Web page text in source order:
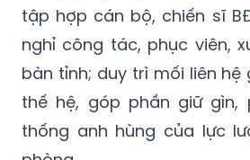
tập hợp cán bộ, chiến sĩ
nghỉ công tác, phục viên,
bàn tỉnh; duy trì mối liên
thế hệ, góp phần giữ gìn,
thống anh hùng của lực